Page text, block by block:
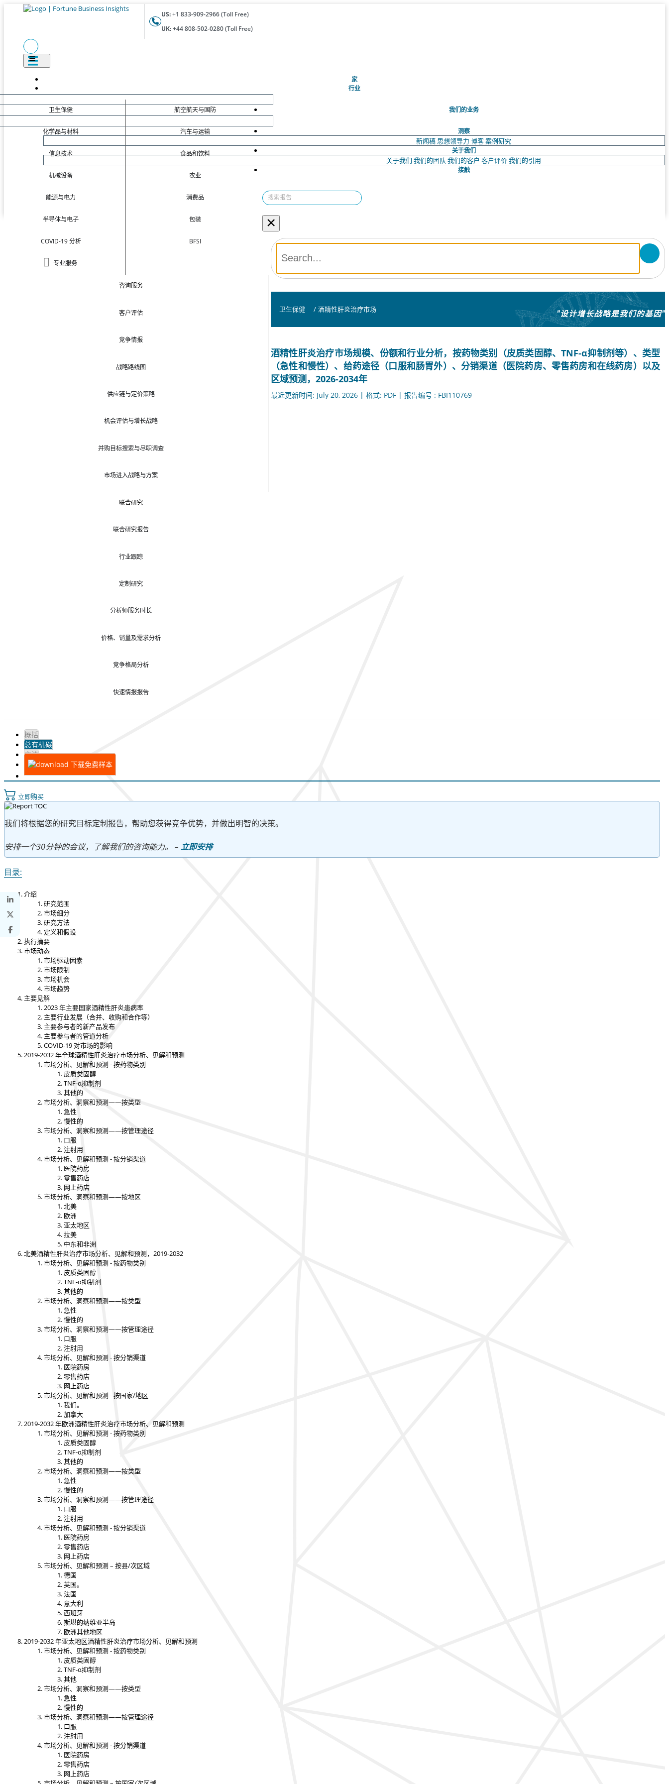
US:+1 833-909-2966 (Toll Free)
UK:+44 808-502-0280 (Toll Free)
家(当前的)
行业
卫生保健
化学品与材料
信息技术
机械设备
能源与电力
半导体与电子
COVID-19 分析
专业服务
航空航天与国防
汽车与运输
食品和饮料
农业
消费品
包装
BFSI
我们的业务
咨询服务
客户评估
竞争情报
战略路线图
供应链与定价策略
机会评估与增长战略
并购目标搜索与尽职调查
市场进入战略与方案
联合研究
联合研究报告
行业跟踪
定制研究
分析师服务时长
价格、销量及需求分析
竞争格局分析
快速情报报告
洞察
新闻稿 思想领导力 博客案例研究
关于我们
关于我们 我们的团队 我们的客户 客户评价我们的引用
接触
×
卫生保健 / 酒精性肝炎治疗市场 "设计增长战略是我们的基因"
酒精性肝炎治疗市场规模、份额和行业分析，按药物类别（皮质类固醇、TNF-α抑制剂等）、类型
（急性和慢性）、给药途径（口服和肠胃外）、分销渠道（医院药房、零售药房和在线药房）以及
区域预测，2026-2034年
最近更新时间: July 20, 2026 | 格式: PDF | 报告编号 : FBI110769
概括
总有机碳
方法
下载免费样本
立即购买
我们将根据您的研究目标定制报告，帮助您获得竞争优势，并做出明智的决策。
安排一个30分钟的会议，了解我们的咨询能力。 – 立即安排
目录:
介绍
研究范围
市场细分
研究方法
定义和假设
执行摘要
市场动态
市场驱动因素
市场限制
市场机会
市场趋势
主要见解
2023 年主要国家酒精性肝炎患病率
主要行业发展（合并、收购和合作等）
主要参与者的新产品发布
主要参与者的管道分析
COVID-19 对市场的影响
2019-2032 年全球酒精性肝炎治疗市场分析、见解和预测
市场分析、见解和预测 - 按药物类别
皮质类固醇
TNF-α抑制剂
其他的
市场分析、洞察和预测——按类型
急性
慢性的
市场分析、洞察和预测——按管理途径
口服
注射用
市场分析、见解和预测 - 按分销渠道
医院药房
零售药店
网上药店
市场分析、洞察和预测——按地区
北美
欧洲
亚太地区
拉美
中东和非洲
北美酒精性肝炎治疗市场分析、见解和预测，2019-2032
市场分析、见解和预测 - 按药物类别
皮质类固醇
TNF-α抑制剂
其他的
市场分析、洞察和预测——按类型
急性
慢性的
市场分析、洞察和预测——按管理途径
口服
注射用
市场分析、见解和预测 - 按分销渠道
医院药房
零售药店
网上药店
市场分析、见解和预测 - 按国家/地区
我们。
加拿大
2019-2032 年欧洲酒精性肝炎治疗市场分析、见解和预测
市场分析、见解和预测 - 按药物类别
皮质类固醇
TNF-α抑制剂
其他的
市场分析、洞察和预测——按类型
急性
慢性的
市场分析、洞察和预测——按管理途径
口服
注射用
市场分析、见解和预测 - 按分销渠道
医院药房
零售药店
网上药店
市场分析、见解和预测 – 按县/次区域
德国
英国。
法国
意大利
西班牙
斯堪的纳维亚半岛
欧洲其他地区
2019-2032 年亚太地区酒精性肝炎治疗市场分析、见解和预测
市场分析、见解和预测 - 按药物类别
皮质类固醇
TNF-α抑制剂
其他
市场分析、洞察和预测——按类型
急性
慢性的
市场分析、洞察和预测——按管理途径
口服
注射用
市场分析、见解和预测 - 按分销渠道
医院药房
零售药店
网上药店